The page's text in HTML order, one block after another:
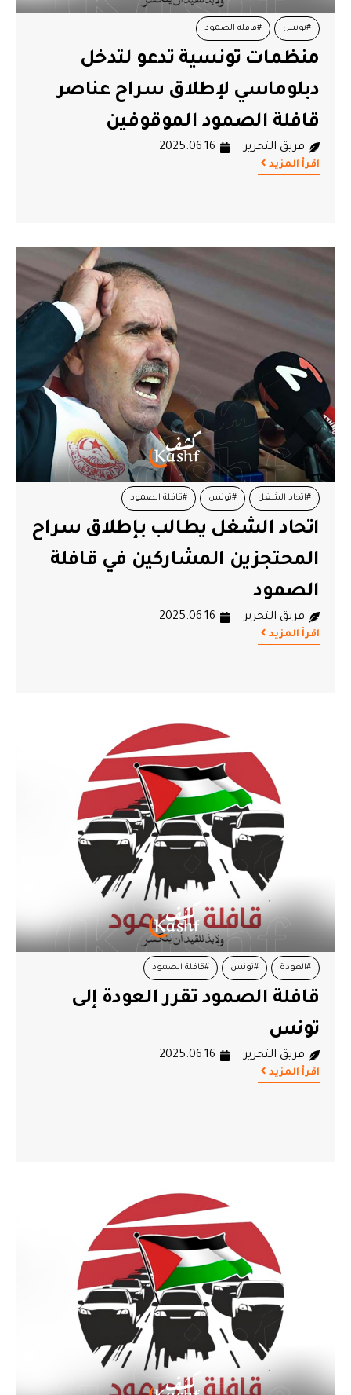
#تونس #قافلة الصمود
منظمات تونسية تدعو لتدخل
دبلوماسي لإطلاق سراح عناصر
قافلة الصمود الموقوفين
فريق التحرير 2025.06.16
اقرأ المزيد
#اتحاد الشغل #تونس #قافلة الصمود
اتحاد الشغل يطالب بإطلاق سراح
المحتجزين المشاركين في قافلة
الصمود
فريق التحرير 2025.06.16
اقرأ المزيد
#العودة #تونس #قافلة الصمود
قافلة الصمود تقرر العودة إلى
تونس
فريق التحرير 2025.06.16
اقرأ المزيد